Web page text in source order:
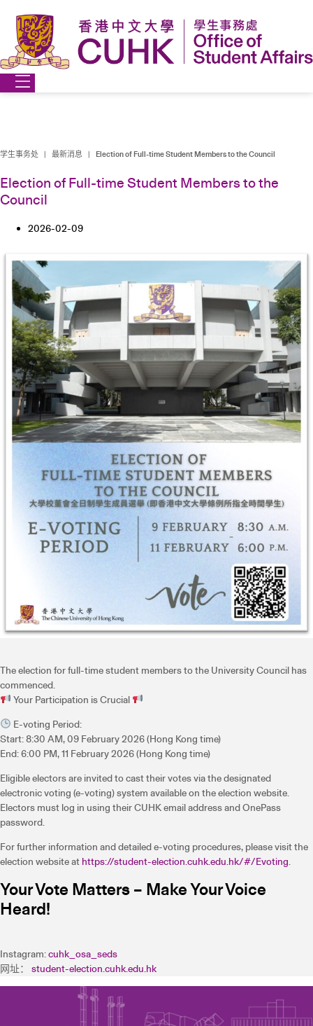
容
学生事务处 | 最新消息 | Election of Full-time Student Members to the Council
Election of Full-time Student Members to the
Council
2026-02-09
The election for full-time student members to the University Council has
commenced.
Your Participation is Crucial
E-voting Period:
Start: 8:30 AM, 09 February 2026 (Hong Kong time)
End: 6:00 PM, 11 February 2026 (Hong Kong time)
Eligible electors are invited to cast their votes via the designated
electronic voting (e-voting) system available on the election website.
Electors must log in using their CUHK email address and OnePass
password.
For further information and detailed e-voting procedures, please visit the
election website at https://student-election.cuhk.edu.hk/#/Evoting.
Your Vote Matters – Make Your Voice
Heard!
Instagram:cuhk_osa_seds
网址： student-election.cuhk.edu.hk